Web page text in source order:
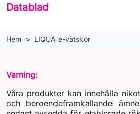
Datablad
Hem LIQUA e-vätskor
Varning:
Våra produkter kan innehålla
och beroendeframkallande